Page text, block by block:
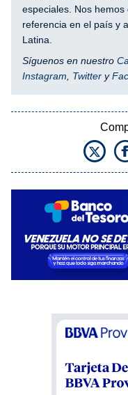
especiales. Nos
referencia en el país y
Latina.
Síguenos en nuestro
Instagram
Twitter y